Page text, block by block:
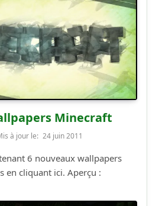
Minecraft
à jour le: 24 juin 2011
6 nouveaux wallpapers
en cliquant ici. Aperçu :